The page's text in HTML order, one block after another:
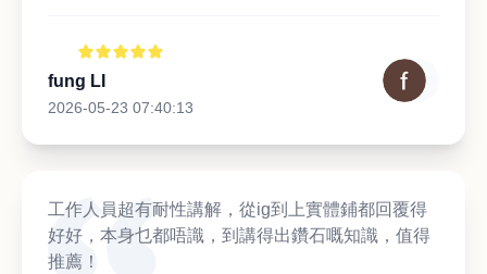
fung LI
2026-05-23 07:40:13
工作人員超有耐性講解，從ig到上實體鋪都回覆得
好好，本身乜都唔識，到講得出鑽石嘅知識，值得
推薦！